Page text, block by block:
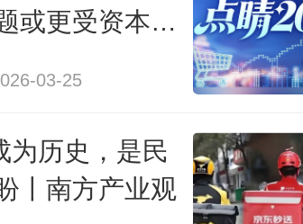
收入跌了11%，这中间
哪了？
个：一是佣金费率在降
不“薄利多销”；二是非链
或更受资本关
03-25
为历史，是民
丨南方产业观